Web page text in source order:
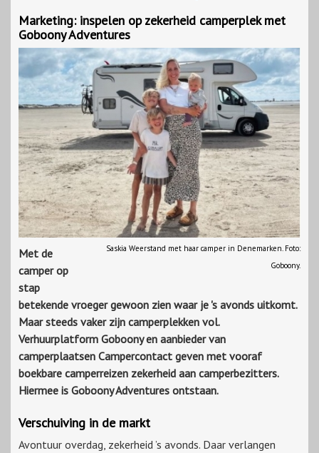
Marketing: inspelen op zekerheid camperplek met
Goboony Adventures
Saskia Weerstand met haar camper in Denemarken. Foto:
Goboony.
Met de
camper op
stap
betekende vroeger gewoon zien waar je 's avonds uitkomt.
Maar steeds vaker zijn camperplekken vol.
Verhuurplatform Goboony en aanbieder van
camperplaatsen Campercontact geven met vooraf
boekbare camperreizen zekerheid aan camperbezitters.
Hiermee is Goboony Adventures ontstaan.
Verschuiving in de markt
Avontuur overdag, zekerheid ’s avonds. Daar verlangen